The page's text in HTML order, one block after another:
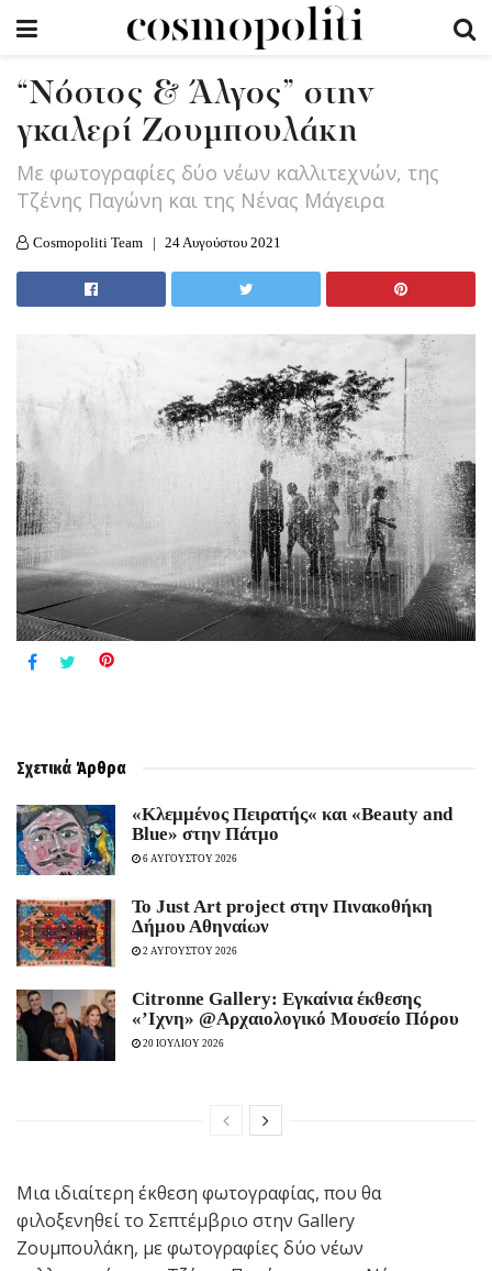
“Nόστος & Άλγος” στην
γκαλερί Ζουμπουλάκη
Με φωτογραφίες δύο νέων καλλιτεχνών, της
Τζένης Παγώνη και της Νένας Μάγειρα
Cosmopoliti Team 24 Αυγούστου 2021
Σχετικά Άρθρα
«Κλεμμένος Πειρατής« και «Beauty and
Blue» στην Πάτμο
6 ΑΥΓΟΥΣΤΟΥ 2026
To Just Art project στην Πινακοθήκη
Δήμου Αθηναίων
2 ΑΥΓΟΥΣΤΟΥ 2026
Citronne Gallery: Εγκαίνια έκθεσης
«’Ιχνη» @Αρχαιολογικό Μουσείο Πόρου
20 ΙΟΥΛΙΟΥ 2026
Μια ιδιαίτερη έκθεση φωτογραφίας, που θα
φιλοξενηθεί το Σεπτέμβριο στην Gallery
Ζουμπουλάκη, με φωτογραφίες δύο νέων